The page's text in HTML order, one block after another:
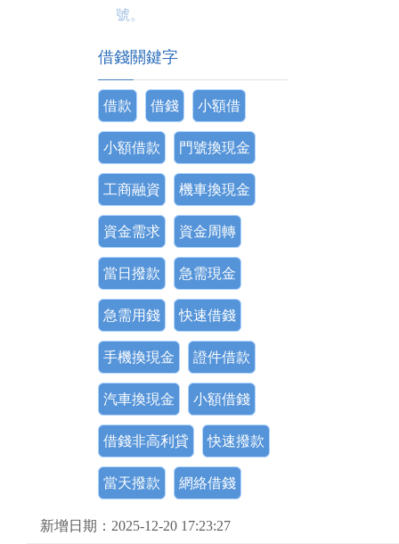
號。
借錢關鍵字
借款 借錢 小額借
小額借款 門號換現金
工商融資 機車換現金
資金需求 資金周轉
當日撥款 急需現金
急需用錢 快速借錢
手機換現金 證件借款
汽車換現金 小額借錢
借錢非高利貸 快速撥款
當天撥款 網絡借錢
新增日期：2025-12-20 17:23:27